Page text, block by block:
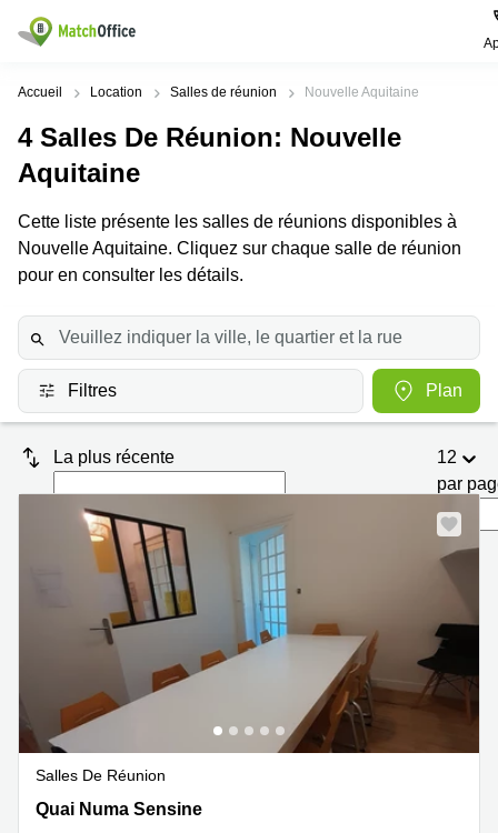
Rechercher / publier
Pages
de
produits
Bureau
Centre
Coworking
Salles
de
virtuel
Villes
Populaires
Paris
Lille
Bordeaux
Marseille
Nantes
Nice
Strasbourg
Recherches
populaires
Centres
d'affaires
Paris
Lille
Coworking
Paris
Coworking
Lyon
Marseille
d'affaires
Coworking
Centres
d'affaires
Lyon
Location
Aide
Publier un local
Prix
Connexion
Accueil Location Salles de réunion Nouvelle Aquitaine
4 Salles De Réunion: Nouvelle
Aquitaine
Cette liste présente les salles de réunions disponibles à
Nouvelle Aquitaine. Cliquez sur chaque salle de réunion
pour en consulter les détails.
Filtres Plan
La plus récente
12
par
Salles De Réunion
3 quai Numa Sensine, Gironde
Quai Numa Sensine